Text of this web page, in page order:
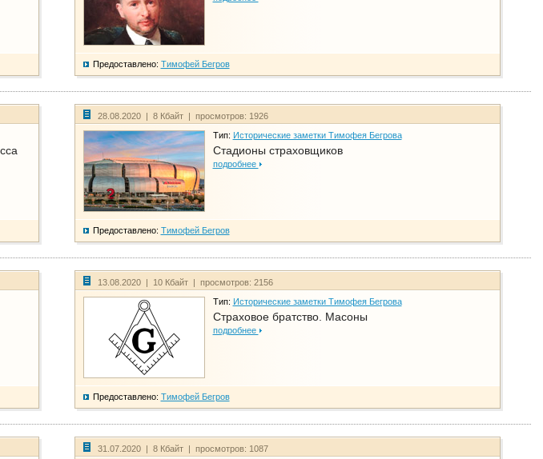
Предоставлено: Тимофей Бегров
28.08.2020 | 8 Кбайт | просмотров: 1926
Тип: Исторические заметки Тимофея Бегрова
Стадионы страховщиков
подробнее
Предоставлено: Тимофей Бегров
13.08.2020 | 10 Кбайт | просмотров: 2156
Тип: Исторические заметки Тимофея Бегрова
Страховое братство. Масоны
подробнее
Предоставлено: Тимофей Бегров
31.07.2020 | 8 Кбайт | просмотров: 1087